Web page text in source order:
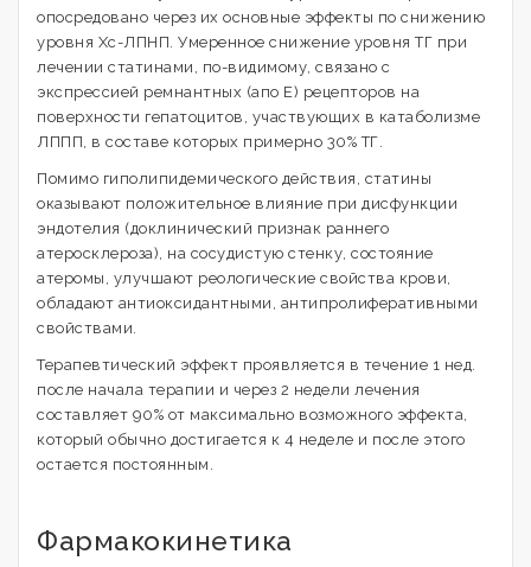
опосредовано через их основные эффекты по снижению
уровня Хс-ЛПНП. Умеренное снижение уровня ТГ при
лечении статинами, по-видимому, связано с
экспрессией ремнантных (апо Е) рецепторов на
поверхности гепатоцитов, участвующих в катаболизме
ЛППП, в составе которых примерно 30% ТГ.
Помимо гиполипидемического действия, статины
оказывают положительное влияние при дисфункции
эндотелия (доклинический признак раннего
атеросклероза), на сосудистую стенку, состояние
атеромы, улучшают реологические свойства крови,
обладают антиоксидантными, антипролиферативными
свойствами.
Терапевтический эффект проявляется в течение 1 нед.
после начала терапии и через 2 недели лечения
составляет 90% от максимально возможного эффекта,
который обычно достигается к 4 неделе и после этого
остается постоянным.
Фармакокинетика